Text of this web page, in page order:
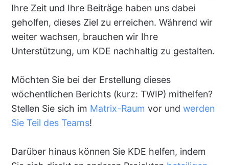
Ihre Zeit und Ihre Beiträge haben uns dabei
geholfen, dieses Ziel zu erreichen. Während wir
weiter wachsen, brauchen wir Ihre
Unterstützung, um KDE nachhaltig zu gestalten.
Möchten Sie bei der Erstellung dieses
wöchentlichen Berichts (kurz: TWIP) mithelfen?
Stellen Sie sich im Matrix-Raum vor und werden
Sie Teil des Teams!
Darüber hinaus können Sie KDE helfen, indem